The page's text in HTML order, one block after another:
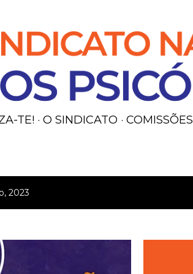
TE! O SINDICATO COMISSÕES
2023